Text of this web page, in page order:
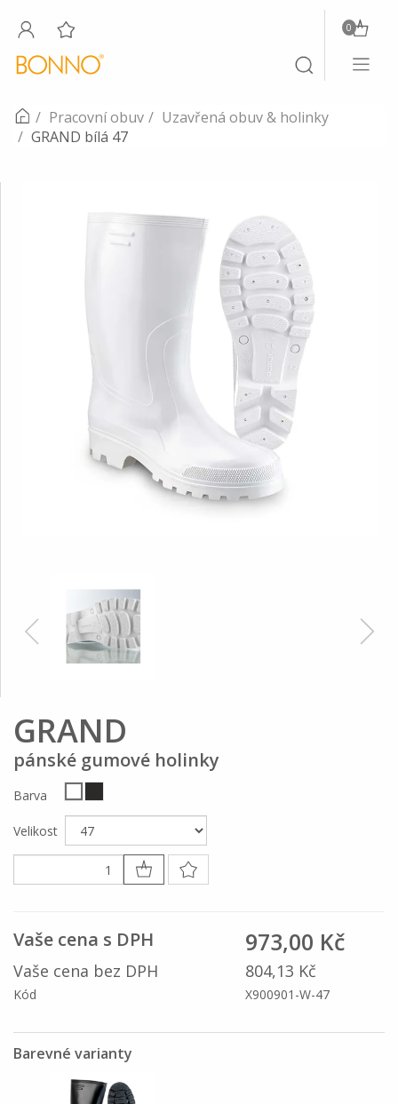
Toggle
search
0
Toggle
Pracovní obuv
Uzavřená obuv & holinky
GRAND bílá 47
GRAND
pánské gumové holinky
Barva
Velikost
Vaše cena s DPH 973,00 Kč
Vaše cena bez DPH 804,13 Kč
Kód X900901-W-47
Barevné varianty